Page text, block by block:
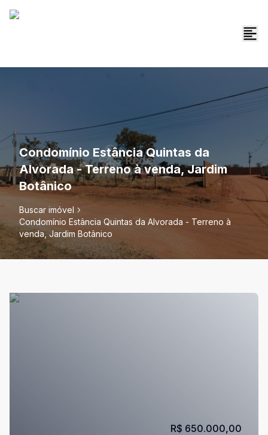
Condomínio Estância Quintas da
Alvorada - Terreno à venda, Jardim
Botânico
Buscar imóvel
Condomínio Estância Quintas da Alvorada - Terreno à
venda, Jardim Botânico
R$ 650.000,00